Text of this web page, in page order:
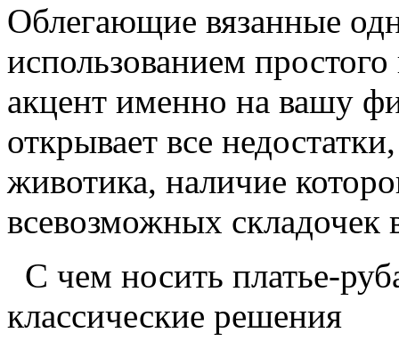
Облегающие вязанные
использованием
акцент именно на вашу
открывает все
животика, наличие
всевозможных
С чем носить платье-
классические решения